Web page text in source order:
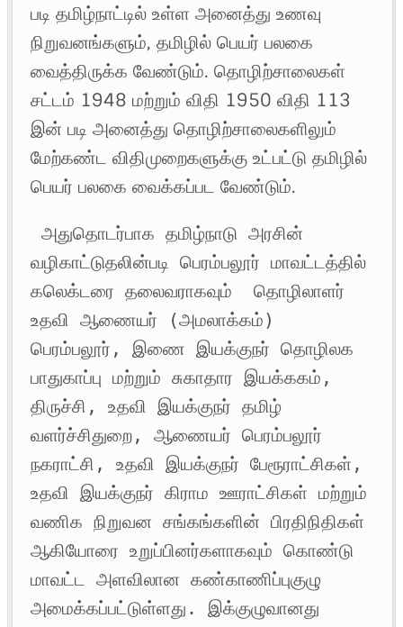
படி தமிழ்நாட்டில் உள்ள அனைத்து உணவு
நிறுவனங்களும், தமிழில் பெயர் பலகை
வைத்திருக்க வேண்டும். தொழிற்சாலைகள்
சட்டம் 1948 மற்றும் விதி 1950 விதி 113
இன் படி அனைத்து தொழிற்சாலைகளிலும்
மேற்கண்ட விதிமுறைகளுக்கு உட்பட்டு தமிழில்
பெயர் பலகை வைக்கப்பட வேண்டும்.
அதுதொடர்பாக தமிழ்நாடு அரசின்
வழிகாட்டுதலின்படி பெரம்பலூர் மாவட்டத்தில்
கலெக்டரை தலைவராகவும்  தொழிலாளர்
உதவி ஆணையர் (அமலாக்கம்)
பெரம்பலூர், இணை இயக்குநர் தொழிலக
பாதுகாப்பு மற்றும் சுகாதார இயக்ககம்,
திருச்சி, உதவி இயக்குநர் தமிழ்
வளர்ச்சிதுறை, ஆணையர் பெரம்பலூர்
நகராட்சி, உதவி இயக்குநர் பேரூராட்சிகள்,
உதவி இயக்குநர் கிராம ஊராட்சிகள் மற்றும்
வணிக நிறுவன சங்கங்களின் பிரதிநிதிகள்
ஆகியோரை உறுப்பினர்களாகவும் கொண்டு
மாவட்ட அளவிலான கண்காணிப்புகுழு
அமைக்கப்பட்டுள்ளது. இக்குழுவானது